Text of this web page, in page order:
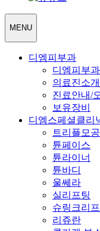
MENU
디엠피부과
디엠피부
의료진소개
진료안내/
보유장비
디엠스페셜클리
트리플모
튠페이스
튠라이너
튠바디
울쎄라
실리프팅
슈링크리
리쥬란